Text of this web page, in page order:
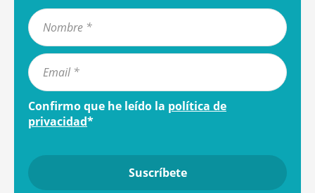
Confirmo que he leído la política de
privacidad*